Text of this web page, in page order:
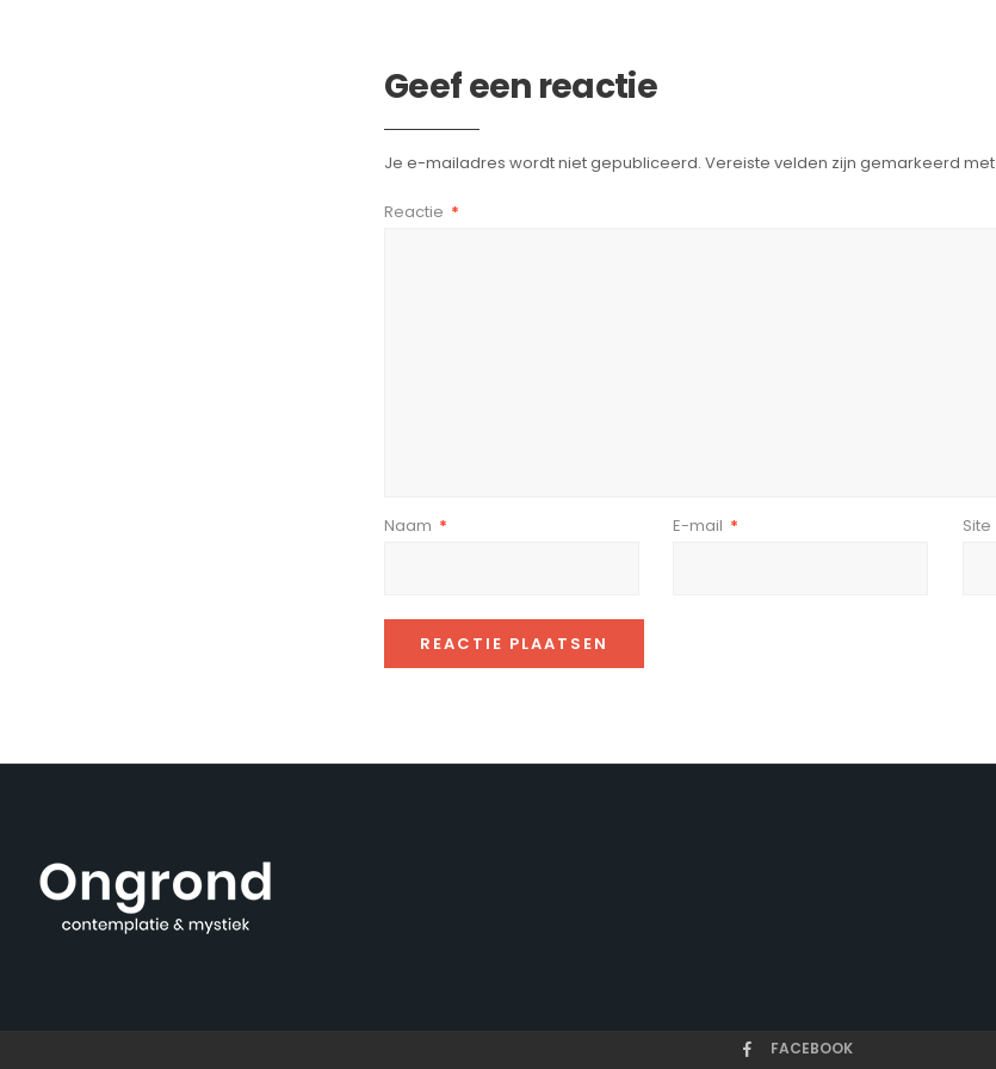
Geef een reactie
Je e-mailadres wordt niet gepubliceerd. Vereiste velden zijn gemarkeerd met
Reactie *
Naam * E-mail * Site
FACEBOOK